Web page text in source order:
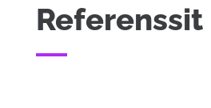
Referenssit